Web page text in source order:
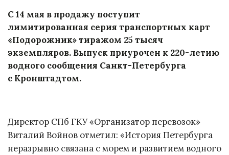
С 14 мая в продажу поступит
лимитированная серия транспортных карт
«Подорожник» тиражом 25 тысяч
экземпляров. Выпуск приурочен к 220-летию
водного сообщения Санкт-Петербурга
с Кронштадтом.
Директор СПб ГКУ «Организатор перевозок»
Виталий Войнов отметил: «История Петербурга
неразрывно связана с морем и развитием водного